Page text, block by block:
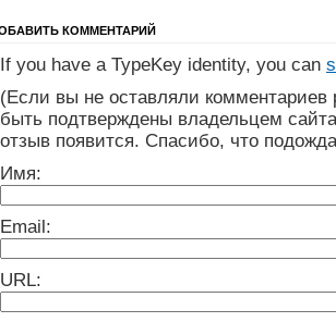
КОММЕНТАРИЙ
If you have a TypeKey identity, you can
(Если вы не оставляли
быть подтверждены владельцем
отзыв появится. Спасибо, что
Имя:
Email:
URL: